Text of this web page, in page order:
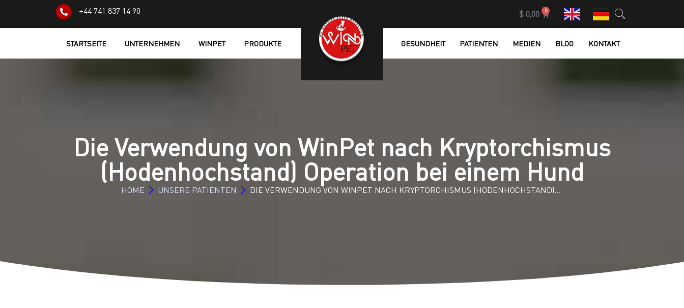
+44 741 837 14 90 $0,00 0
STARTSEITE UNTERNEHMEN WINPET PRODUKTE GESUNDHEIT PATIENTEN MEDIEN BLOG KONTAKT
Die Verwendung von WinPet nach Kryptorchismus
(Hodenhochstand) Operation bei einem Hund
HOME UNSERE PATIENTEN DIE VERWENDUNG VON WINPET NACH KRYPTORCHISMUS (HODENHOCHSTAND)…